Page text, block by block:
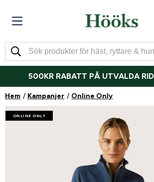
500KR RABATT PÅ UTVALDA
Hem Kampanjer Online Only
ONLINE ONLY